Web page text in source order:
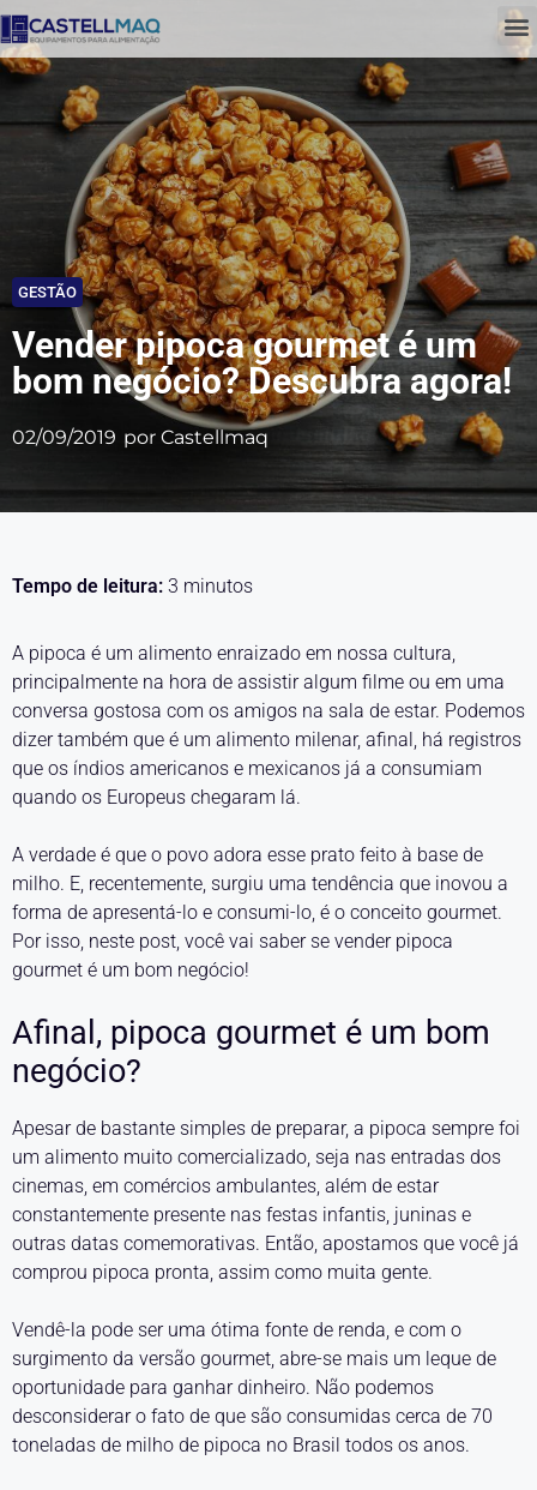
GESTÃO
Vender pipoca gourmet é um
bom negócio? Descubra agora!
02/09/2019 por Castellmaq
Tempo de leitura: 3 minutos
A pipoca é um alimento enraizado em nossa cultura,
principalmente na hora de assistir algum filme ou em uma
conversa gostosa com os amigos na sala de estar. Podemos
dizer também que é um alimento milenar, afinal, há registros
que os índios americanos e mexicanos já a consumiam
quando os Europeus chegaram lá.
A verdade é que o povo adora esse prato feito à base de
milho. E, recentemente, surgiu uma tendência que inovou a
forma de apresentá-lo e consumi-lo, é o conceito gourmet.
Por isso, neste post, você vai saber se vender pipoca
gourmet é um bom negócio!
Afinal, pipoca gourmet é um bom
negócio?
Apesar de bastante simples de preparar, a pipoca sempre foi
um alimento muito comercializado, seja nas entradas dos
cinemas, em comércios ambulantes, além de estar
constantemente presente nas festas infantis, juninas e
outras datas comemorativas. Então, apostamos que você já
comprou pipoca pronta, assim como muita gente.
Vendê-la pode ser uma ótima fonte de renda, e com o
surgimento da versão gourmet, abre-se mais um leque de
oportunidade para ganhar dinheiro. Não podemos
desconsiderar o fato de que são consumidas cerca de 70
toneladas de milho de pipoca no Brasil todos os anos.